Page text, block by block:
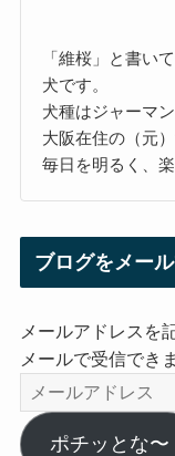
「維桜」と書い
犬です。
犬種はジャーマ
大阪在住の（元）
毎日を明るく、
ブログをメー
メールアドレスを
メールで受信でき
ー
ル
ポチッとな〜